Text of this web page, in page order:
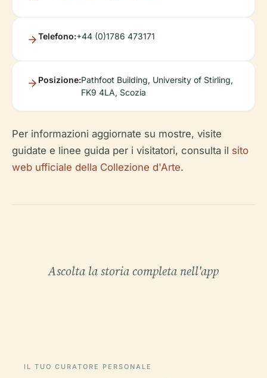
Telefono:+44 (0)1786 473171
Posizione:Pathfoot Building, University of Stirling,
FK9 4LA, Scozia
Per informazioni aggiornate su mostre, visite
guidate e linee guida per i visitatori, consulta il sito
web ufficiale della Collezione d'Arte.
Ascolta la storia completa nell'app
IL TUO CURATORE PERSONALE